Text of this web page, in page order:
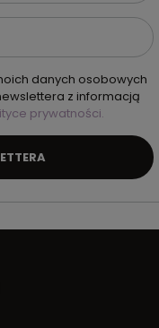
danych osobowych
z informacją
prywatności.